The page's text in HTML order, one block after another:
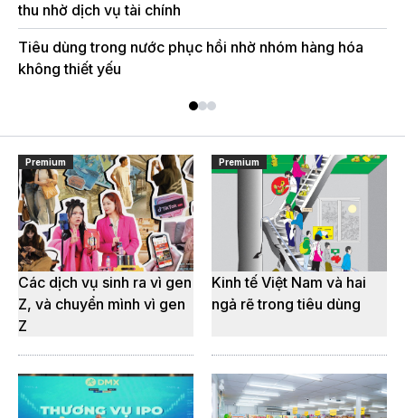
thu nhờ dịch vụ tài chính
Tiêu dùng trong nước phục hồi nhờ nhóm hàng hóa
không thiết yếu
Premium
Các dịch vụ sinh ra vì gen
Z, và chuyển mình vì gen
Z
Premium
Kinh tế Việt Nam và hai
ngả rẽ trong tiêu dùng